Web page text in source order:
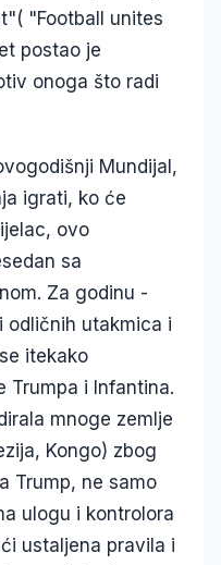
"Football unites
postao je
onoga što radi
Mundijal,
igrati, ko će
ovo
sa
Za godinu -
odličnih utakmica i
itekako
Trumpa i Infantina.
mnoge zemlje
Kongo) zbog
Trump, ne samo
ulogu i kontrolora
ustaljena pravila i